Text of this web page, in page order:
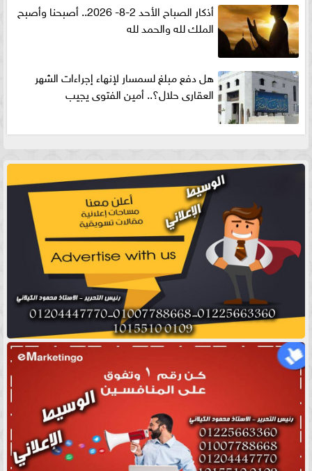
أذكار الصباح الأحد 2-8- 2026.. أصبحنا وأصبح
الملك لله والحمد لله
هل دفع مبلغ لسمسار لإنهاء إجراءات الشهر
العقارى حلال؟.. أمين الفتوى يجيب